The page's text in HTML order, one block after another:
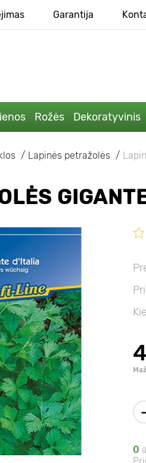
Garantija
Rožės Dekoratyvinis
Lapinės petražolės
-
0